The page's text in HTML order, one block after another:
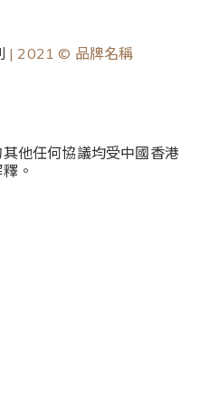
| 2021 © 品牌名稱
他任何協議均受中國香港
。